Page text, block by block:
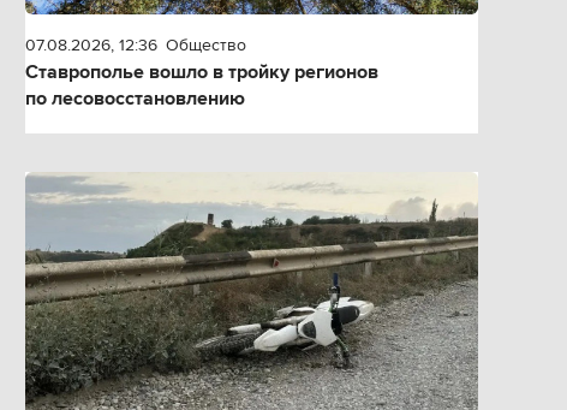
07.08.2026, 12:36 Общество
Ставрополье вошло в тройку регионов
по лесовосстановлению